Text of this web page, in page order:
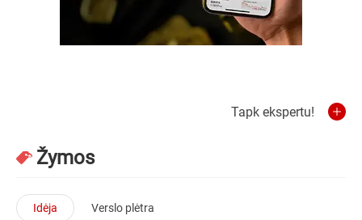
Tapk ekspertu!
Žymos
Idėja Verslo plėtra